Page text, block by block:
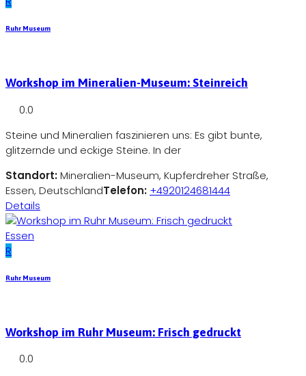
Ruhr Museum
Workshop im Mineralien-Museum: Steinreich
0.0
Steine und Mineralien faszinieren uns: Es gibt bunte,
glitzernde und eckige Steine. In der
Standort:Mineralien-Museum, Kupferdreher Straße,
Essen, DeutschlandTelefon: +4920124681444
Details
Essen
R
Ruhr Museum
Workshop im Ruhr Museum: Frisch gedruckt
0.0